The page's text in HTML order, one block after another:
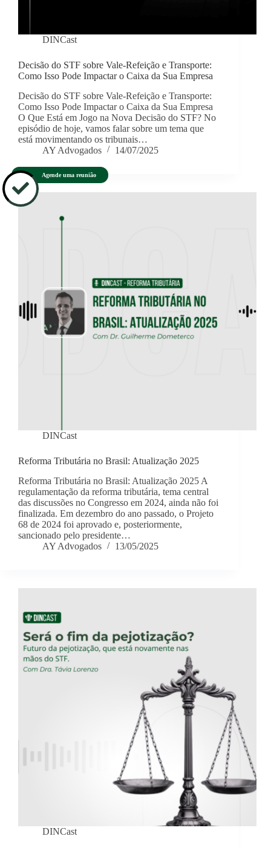
Agende uma reunião
DINCast
Decisão do STF sobre Vale-Refeição e Transporte:
Como Isso Pode Impactar o Caixa da Sua Empresa
Decisão do STF sobre Vale-Refeição e Transporte:
Como Isso Pode Impactar o Caixa da Sua Empresa
O Que Está em Jogo na Nova Decisão do STF? No
episódio de hoje, vamos falar sobre um tema que
está movimentando os tribunais…
AY Advogados
14/07/2025
DINCast
Reforma Tributária no Brasil: Atualização 2025
Reforma Tributária no Brasil: Atualização 2025 A
regulamentação da reforma tributária, tema central
das discussões no Congresso em 2024, ainda não foi
finalizada. Em dezembro do ano passado, o Projeto
68 de 2024 foi aprovado e, posteriormente,
sancionado pelo presidente…
AY Advogados
13/05/2025
DINCast